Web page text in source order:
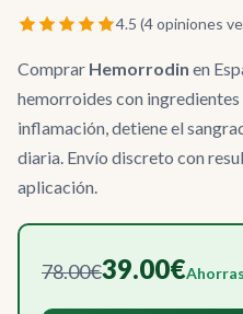
4.5 (4 opiniones
Comprar Hemorrodin en
hemorroides con
inflamación, detiene el
diaria. Envío discreto con
aplicación.
78.00€39.00€